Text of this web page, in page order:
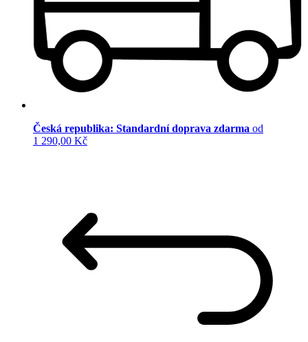
Česká republika: Standardní doprava zdarma od
1 290,00 Kč